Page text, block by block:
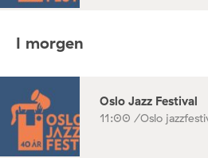
I morgen
Oslo Jazz Festival
11:00 /Oslo